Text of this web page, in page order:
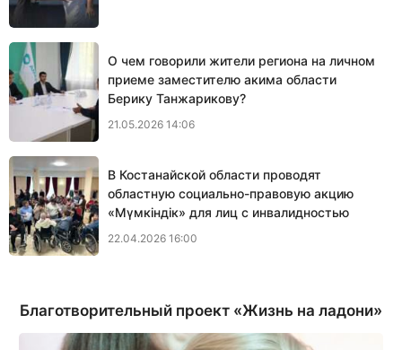
О чем говорили жители региона на личном
приеме заместителю акима области
Берику Танжарикову?
21.05.2026 14:06
В Костанайской области проводят
областную социально-правовую акцию
«Мүмкіндік» для лиц с инвалидностью
22.04.2026 16:00
Благотворительный проект «Жизнь на ладони»